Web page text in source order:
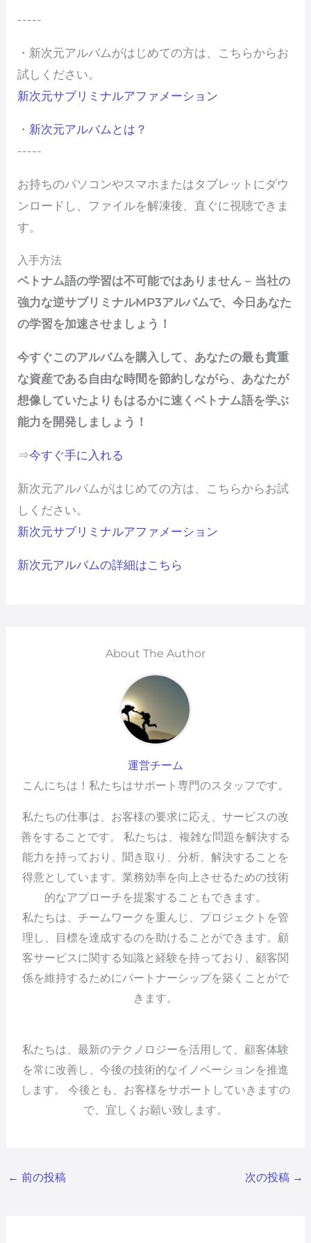
-----
・新次元アルバムがはじめての方は、こちらからお
試しください。
新次元サブリミナルアファメーション
・ 新次元アルバムとは？
-----
お持ちのパソコンやスマホまたはタブレットにダウ
ンロードし、ファイルを解凍後、直ぐに視聴できま
す。
入手方法
ベトナム語の学習は不可能ではありません – 当社の
強力な逆サブリミナルMP3アルバムで、今日あなた
の学習を加速させましょう！
今すぐこのアルバムを購入して、あなたの最も貴重
な資産である自由な時間を節約しながら、あなたが
想像していたよりもはるかに速くベトナム語を学ぶ
能力を開発しましょう！
⇒今すぐ手に入れる
新次元アルバムがはじめての方は、こちらからお試
しください。
新次元サブリミナルアファメーション
新次元アルバムの詳細はこちら
About The Author
運営チーム
こんにちは！私たちはサポート専門のスタッフです。
私たちの仕事は、お客様の要求に応え、サービスの改
善をすることです。 私たちは、複雑な問題を解決する
能力を持っており、聞き取り、分析、解決することを
得意としています。業務効率を向上させるための技術
的なアプローチを提案することもできます。
私たちは、チームワークを重んじ、プロジェクトを管
理し、目標を達成するのを助けることができます。顧
客サービスに関する知識と経験を持っており、顧客関
係を維持するためにパートナーシップを築くことがで
きます。
私たちは、最新のテクノロジーを活用して、顧客体験
を常に改善し、今後の技術的なイノベーションを推進
します。 今後とも、お客様をサポートしていきますの
で、宜しくお願い致します。
← 前の投稿 次の投稿 →